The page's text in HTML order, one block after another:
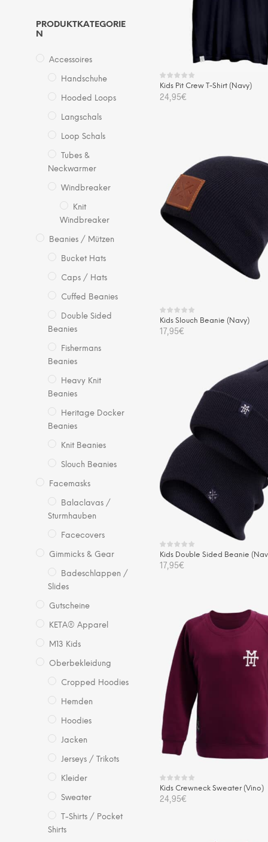
PRODUKTKATEGORIE
N
Accessoires
Handschuhe
Hooded Loops
Langschals
Loop Schals
Tubes &
Neckwarmer
Windbreaker
Knit
Windbreaker
Beanies / Mützen
Bucket Hats
Caps / Hats
Cuffed Beanies
Double Sided
Beanies
Fishermans
Beanies
Heavy Knit
Beanies
Heritage Docker
Beanies
Knit Beanies
Slouch Beanies
Facemasks
Balaclavas /
Sturmhauben
Facecovers
Gimmicks & Gear
Badeschlappen /
Slides
Gutscheine
KETA® Apparel
M13 Kids
Oberbekleidung
Cropped Hoodies
Hemden
Hoodies
Jacken
Jerseys / Trikots
Kleider
Sweater
T-Shirts / Pocket
Shirts
Kids Pit Crew T-Shirt (Navy)
24,95€
auf.
auf
der
Kids Slouch Beanie (Navy)
17,95€
Kids Double Sided Beanie
17,95€
Kids Crewneck Sweater (Vino)
24,95€